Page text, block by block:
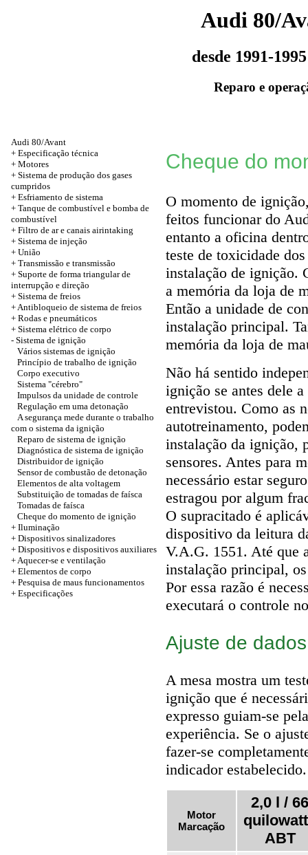
Audi 80/
desde 1991-
Reparo e
Audi 80/Avant
+ Especificação técnica
+ Motores
+ Sistema de produção dos gases
cumpridos
+ Esfriamento de sistema
+ Tanque de combustível e bomba de
combustível
+ Filtro de ar e canais airintaking
+ Sistema de injeção
+ União
+ Transmissão e transmissão
+ Suporte de forma triangular de
interrupção e direção
+ Sistema de freios
+ Antibloqueio de sistema de freios
+ Rodas e pneumáticos
+ Sistema elétrico de corpo
- Sistema de ignição
Vários sistemas de ignição
Princípio de trabalho de ignição
Corpo executivo
Sistema "cérebro"
Impulsos da unidade de controle
Regulação em uma detonação
A segurança mede durante o trabalho
com o sistema da ignição
Reparo de sistema de ignição
Diagnóstica de sistema de ignição
Distribuidor de ignição
Sensor de combustão de detonação
Elementos de alta voltagem
Substituição de tomadas de faísca
Tomadas de faísca
Cheque do momento de ignição
+ Iluminação
+ Dispositivos sinalizadores
+ Dispositivos e dispositivos auxiliares
+Aquecer-se e ventilação
+ Elementos de corpo
+ Pesquisa de maus funcionamentos
+ Especificações
Cheque do
O momento de
feitos funcionar do
entanto a oficina
teste de toxicidade
instalação de ignição.
a memória da loja de
Então a unidade de
instalação principal.
memória da loja de
Não há sentido
ignição se antes dele
entrevistou. Como as
autotreinamento,
instalação da ignição,
sensores. Antes para
necessário estar
estragou por algum
O supracitado é
dispositivo da leitura
V.A.G. 1551. Até que
instalação principal,
Por essa razão é
executará o controle
Ajuste de dados
A mesa mostra um
ignição que é
expresso guiam-se
experiência. Se o
fazer-se
indicador estabelecido.
Motor
Marcação
2,0 l / 66
ABT